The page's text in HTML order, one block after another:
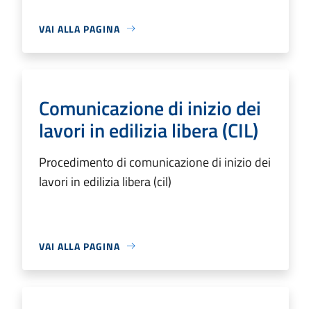
VAI ALLA PAGINA
Comunicazione di inizio dei
lavori in edilizia libera (CIL)
Procedimento di comunicazione di inizio dei
lavori in edilizia libera (cil)
VAI ALLA PAGINA